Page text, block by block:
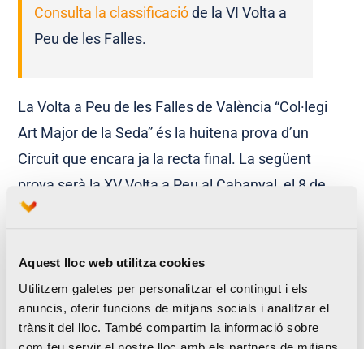
Aquest lloc web utilitza cookies
Utilitzem galetes per personalitzar el contingut i els
anuncis, oferir funcions de mitjans socials i analitzar el
trànsit del lloc. També compartim la informació sobre
Consulta la classificacióde la VI Volta a
Peu de les Falles.
La Volta a Peu de les Falles de València “Col·legi
Art Major de la Seda” és la huitena prova d’un
Circuit que encara ja la recta final. La següent
prova serà la XV Volta a Peu al Cabanyal, el 8 de
novembre i, unes setmanes més tard, la Volta a
este Circuit que reunix una mitjana de 6.210
corredors per prova.
[vcr_custom_gallery source=»media: